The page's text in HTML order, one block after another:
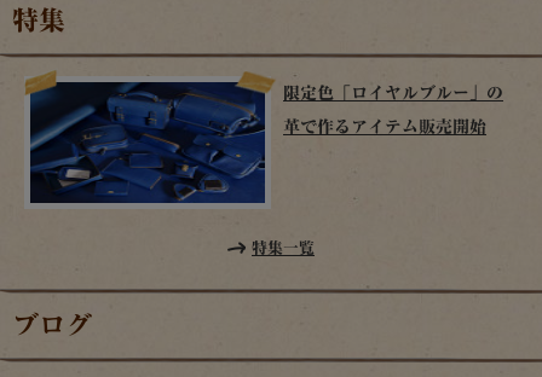
特集
限定色「ロイヤルブルー」の
革で作るアイテム販売開始
特集一覧
ブログ